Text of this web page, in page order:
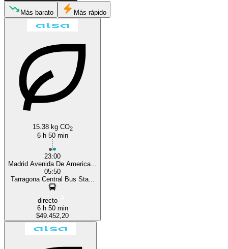
Madrid
Más barato Más rápido
15.38 kg CO2
6 h 50 min
23:00
Madrid Avenida De America...
05:50
Tarragona Central Bus Sta...
directo
6 h 50 min
$49.452,20